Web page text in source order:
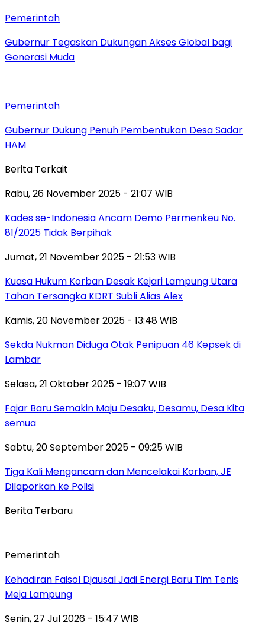
Pemerintah
Gubernur Tegaskan Dukungan Akses Global bagi
Generasi Muda
Pemerintah
Gubernur Dukung Penuh Pembentukan Desa Sadar
HAM
Berita Terkait
Rabu, 26 November 2025 - 21:07 WIB
Kades se-Indonesia Ancam Demo Permenkeu No.
81/2025 Tidak Berpihak
Jumat, 21 November 2025 - 21:53 WIB
Kuasa Hukum Korban Desak Kejari Lampung Utara
Tahan Tersangka KDRT Subli Alias Alex
Kamis, 20 November 2025 - 13:48 WIB
Sekda Nukman Diduga Otak Penipuan 46 Kepsek di
Lambar
Selasa, 21 Oktober 2025 - 19:07 WIB
Fajar Baru Semakin Maju Desaku, Desamu, Desa Kita
semua
Sabtu, 20 September 2025 - 09:25 WIB
Tiga Kali Mengancam dan Mencelakai Korban, JE
Dilaporkan ke Polisi
Berita Terbaru
Pemerintah
Kehadiran Faisol Djausal Jadi Energi Baru Tim Tenis
Meja Lampung
Senin, 27 Jul 2026 - 15:47 WIB